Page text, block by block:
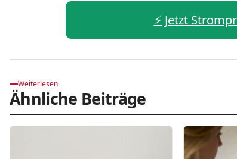
⚡️ Jetzt
Weiterlesen
Ähnliche Beiträge